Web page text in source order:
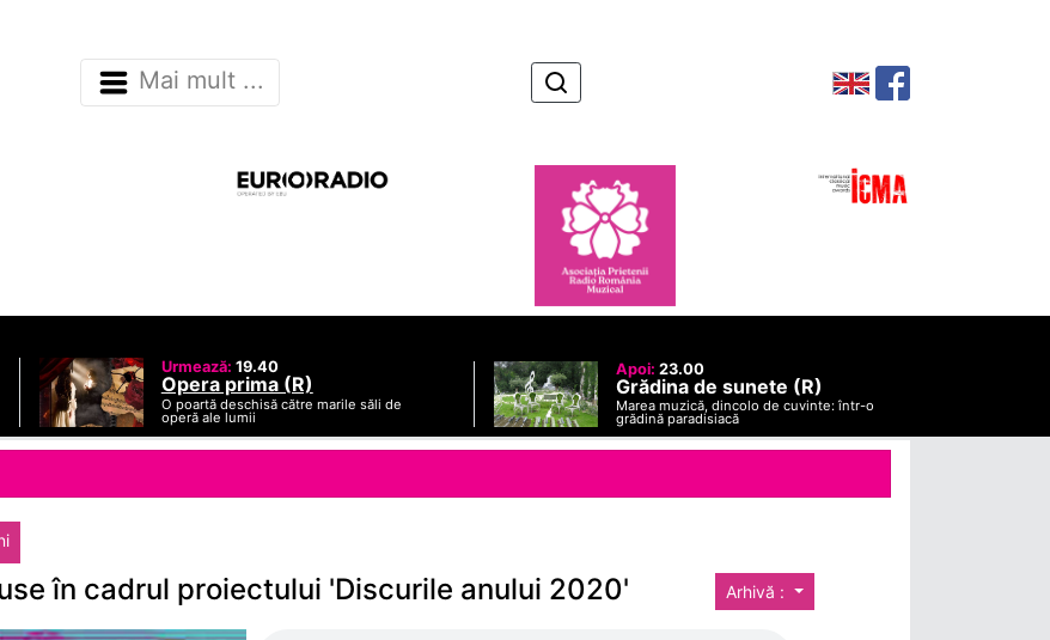
Mai mult ...
Urmează: 19.40
Opera prima (R)
O poartă deschisă către marile săli de
operă ale lumii
Apoi: 23.00
Grădina de sunete (R)
Marea muzică, dincolo de cuvinte: într-o
grădină paradisiacă
Arhivă :
în cadrul proiectului 'Discurile anului 2020'